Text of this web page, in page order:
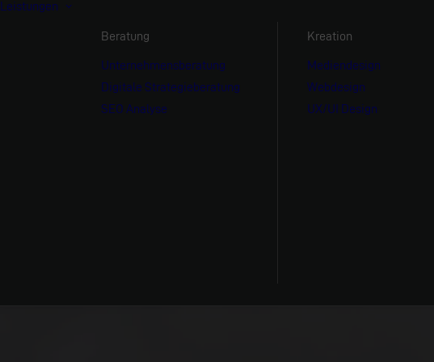
Leistungen
Beratung
Unternehmensberatung
Digitale Strategieberatung
SEO Analyse
Kreation
Mediendesign
Webdesign
UX/UI Design